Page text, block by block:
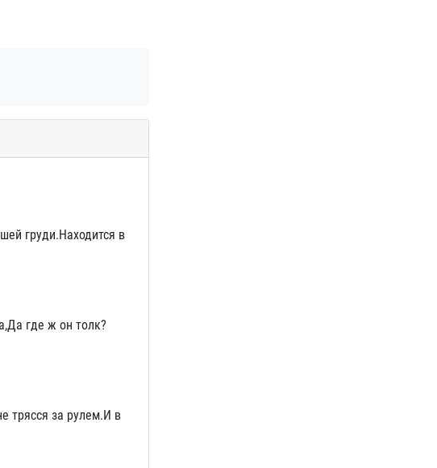
груди.Находится в
где ж он толк?
трясся за рулем.И в